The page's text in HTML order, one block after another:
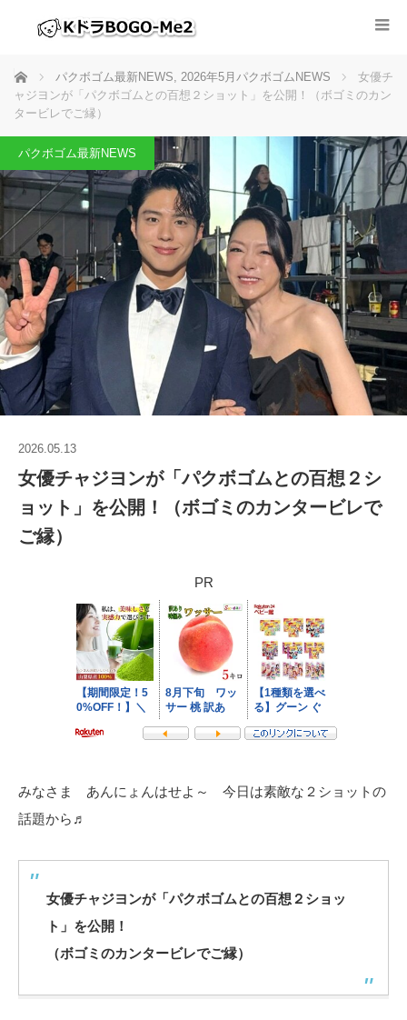
ホーム パクボゴム最新NEWS, 2026年5月パクボゴムNEWS
女優チ
ャジヨンが「パクボゴムとの百想２ショット」を公開！（ボゴミのカン
タービレでご縁）
パクボゴム最新NEWS
2026.05.13
女優チャジヨンが「パクボゴムとの百想２シ
ョット」を公開！（ボゴミのカンタービレで
ご縁）
PR
みなさま あんにょんはせよ～ 今日は素敵な２ショットの
話題から♬
女優チャジヨンが「パクボゴムとの百想２ショッ
ト」を公開！
（ボゴミのカンタービレでご縁）